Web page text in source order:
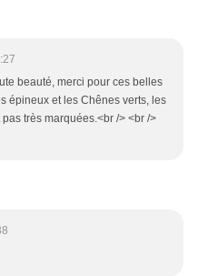
beauté, merci pour ces belles
épineux et les Chênes verts, les
très marquées.<br /> <br />